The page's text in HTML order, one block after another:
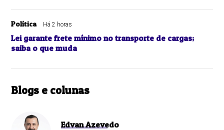
Política Há 2 horas
Lei garante frete mínimo no transporte de cargas;
saiba o que muda
Blogs e colunas
Edvan Azevedo